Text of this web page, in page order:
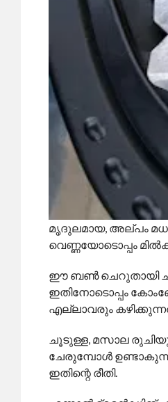
മൃദുലമായ, അല്പം
വെണ്ണയോടൊപ്പം
ഈ ബണ്‍ ചെറുതായി
ഇതിനോടൊപ്പം
എല്ലാവരും
ചൂടുള്ള, മസാല
ചേരുമ്പോള്‍
ഇതിന്റെ രീതി.